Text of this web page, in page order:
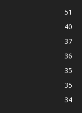
51
40
37
36
35
35
34